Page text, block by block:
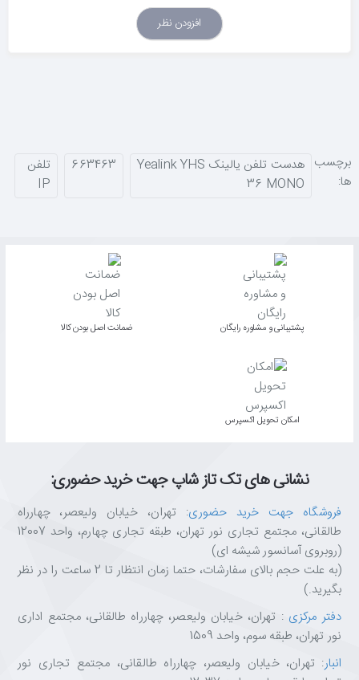
افزودن نظر
برچسب
ها:
هدست تلفن یالینک Yealink YHS
36 MONO
663463
تلفن
IP
پشتیبانی و مشاوره رایگان ﺿﻤﺎﻧﺖ اﺻﻞ ﺑﻮدن ﮐﺎﻟﺎ
اﻣﮑﺎن ﺗﺤﻮﯾﻞ اﮐﺴﭙﺮس
نشانی های تک تاز شاپ جهت خرید حضوری:
فروشگاه جهت خرید حضوری: تهران، خیابان ولیعصر، چهارراه
طالقانی، مجتمع تجاری نور تهران، طبقه تجاری چهارم، واحد 12007
(روبروی آسانسور شیشه ای)
(به علت حجم بالای سفارشات، حتما زمان انتظار تا 2 ساعت را در نظر
بگیرید.)
دفتر مرکزی : تهران، خیابان ولیعصر، چهارراه طالقانی، مجتمع اداری
نور تهران، طبقه سوم، واحد 1509
انبار: تهران، خیابان ولیعصر، چهارراه طالقانی، مجتمع تجاری نور